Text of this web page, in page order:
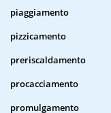
piaggiamento
pizzicamento
preriscaldamento
procacciamento
promulgamento